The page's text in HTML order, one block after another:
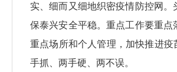
实、细而又细地织密疫情防控网
保泰兴安全平稳。重点工作要重
重点场所和个人管理，加快推进
手抓、两手硬、两不误。